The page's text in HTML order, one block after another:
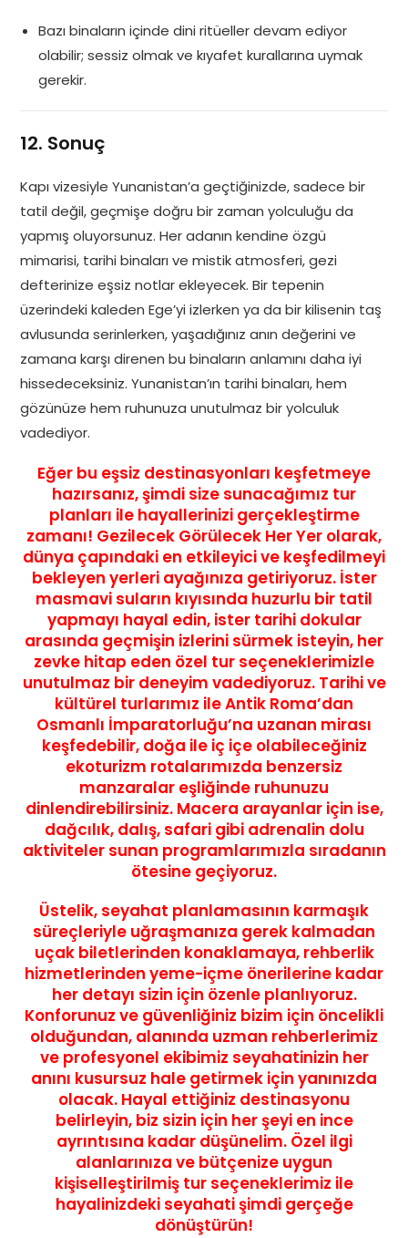
Bazı binaların içinde dini ritüeller devam ediyor
olabilir; sessiz olmak ve kıyafet kurallarına uymak
gerekir.
12. Sonuç
Kapı vizesiyle Yunanistan’a geçtiğinizde, sadece bir
tatil değil, geçmişe doğru bir zaman yolculuğu da
yapmış oluyorsunuz. Her adanın kendine özgü
mimarisi, tarihi binaları ve mistik atmosferi, gezi
defterinize eşsiz notlar ekleyecek. Bir tepenin
üzerindeki kaleden Ege’yi izlerken ya da bir kilisenin taş
avlusunda serinlerken, yaşadığınız anın değerini ve
zamana karşı direnen bu binaların anlamını daha iyi
hissedeceksiniz. Yunanistan’ın tarihi binaları, hem
gözünüze hem ruhunuza unutulmaz bir yolculuk
vadediyor.
Eğer bu eşsiz destinasyonları keşfetmeye
hazırsanız, şimdi size sunacağımız tur
planları ile hayallerinizi gerçekleştirme
zamanı! Gezilecek Görülecek Her Yer olarak,
dünya çapındaki en etkileyici ve keşfedilmeyi
bekleyen yerleri ayağınıza getiriyoruz. İster
masmavi suların kıyısında huzurlu bir tatil
yapmayı hayal edin, ister tarihi dokular
arasında geçmişin izlerini sürmek isteyin, her
zevke hitap eden özel tur seçeneklerimizle
unutulmaz bir deneyim vadediyoruz. Tarihi ve
kültürel turlarımız ile Antik Roma’dan
Osmanlı İmparatorluğu’na uzanan mirası
keşfedebilir, doğa ile iç içe olabileceğiniz
ekoturizm rotalarımızda benzersiz
manzaralar eşliğinde ruhunuzu
dinlendirebilirsiniz.Macera arayanlar için ise,
dağcılık, dalış, safari gibi adrenalin dolu
aktiviteler sunan programlarımızla sıradanın
ötesine geçiyoruz.
Üstelik, seyahat planlamasının karmaşık
süreçleriyle uğraşmanıza gerek kalmadan
uçak biletlerinden konaklamaya, rehberlik
hizmetlerinden yeme-içme önerilerine kadar
her detayı sizin için özenle planlıyoruz.
Konforunuz ve güvenliğiniz bizim için öncelikli
olduğundan, alanında uzman rehberlerimiz
ve profesyonel ekibimiz seyahatinizin her
anını kusursuz hale getirmek için yanınızda
olacak. Hayal ettiğiniz destinasyonu
belirleyin, biz sizin için her şeyi en ince
ayrıntısına kadar düşünelim. Özel ilgi
alanlarınıza ve bütçenize uygun
kişiselleştirilmiş tur seçeneklerimiz ile
hayalinizdeki seyahati şimdi gerçeğe
dönüştürün!